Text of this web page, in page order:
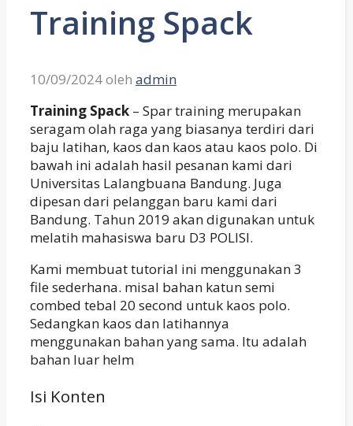
Training Spack
10/09/2024oleh admin
Training Spack – Spar training merupakan
seragam olah raga yang biasanya terdiri dari
baju latihan, kaos dan kaos atau kaos polo. Di
bawah ini adalah hasil pesanan kami dari
Universitas Lalangbuana Bandung. Juga
dipesan dari pelanggan baru kami dari
Bandung. Tahun 2019 akan digunakan untuk
melatih mahasiswa baru D3 POLISI.
Kami membuat tutorial ini menggunakan 3
file sederhana. misal bahan katun semi
combed tebal 20 second untuk kaos polo.
Sedangkan kaos dan latihannya
menggunakan bahan yang sama. Itu adalah
bahan luar helm
Isi Konten